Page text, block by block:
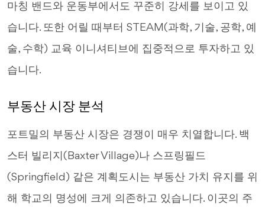
마칭 밴드와 운동부에서도 꾸준히 강세를 보이고 있
습니다. 또한 어릴 때부터 STEAM(과학, 기술, 공학, 예
술, 수학) 교육 이니셔티브에 집중적으로 투자하고 있
습니다.
부동산 시장 분석
포트밀의 부동산 시장은 경쟁이 매우 치열합니다. 백
스터 빌리지(Baxter Village)나 스프링필드
(Springfield) 같은 계획도시는 부동산 가치 유지를 위
해 학교의 명성에 크게 의존하고 있습니다. 이곳의 주